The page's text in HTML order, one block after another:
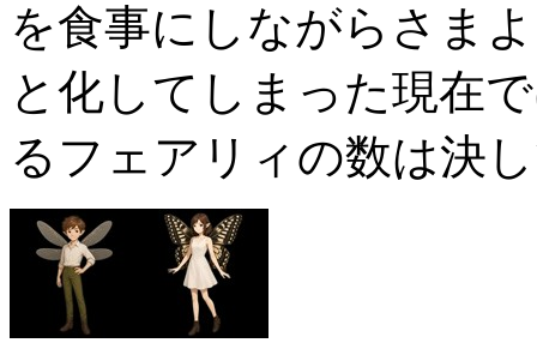
を食事にしながらさま
と化してしまった現在
るフェアリィの数は決